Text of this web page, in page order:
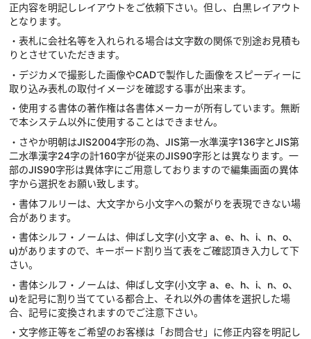
正内容を明記しレイアウトをご依頼下さい。但し、白黒レイアウト
となります。
・表札に会社名等を入れられる場合は文字数の関係で別途お見積も
りとさせていただきます。
・デジカメで撮影した画像やCADで製作した画像をスピーディーに
取り込み表札の取付イメージを確認する事が出来ます。
・使用する書体の著作権は各書体メーカーが所有しています。無断
で本システム以外に使用することはできません。
・さやか明朝はJIS2004字形の為、JIS第一水準漢字136字とJIS第
二水準漢字24字の計160字が従来のJIS90字形とは異なります。一
部のJIS90字形は異体字にご用意しておりますので編集画面の異体
字から選択をお願い致します。
・書体フルリーは、大文字から小文字への繋がりを表現できない場
合があります。
・書体シルフ・ノームは、伸ばし文字(小文字 a、e、h、i、n、o、
u)がありますので、キーボード割り当て表をご確認頂き入力して下
さい。
・書体シルフ・ノームは、伸ばし文字(小文字 a、e、h、i、n、o、
u)を記号に割り当てている都合上、それ以外の書体を選択した場
合、記号に変換されますのでご注意下さい。
・文字修正等をご希望のお客様は「お問合せ」に修正内容を明記し